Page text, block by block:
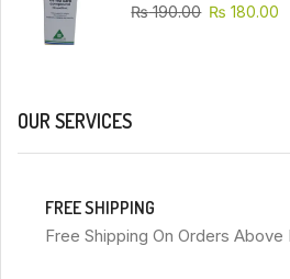
₨190.00 ₨ 180.00
OUR SERVICES
FREE SHIPPING
Free Shipping On Orders